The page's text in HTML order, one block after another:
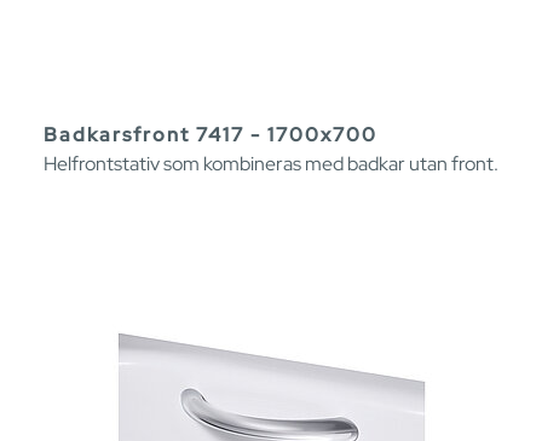
Badkarsfront 7417 - 1700x700
Helfrontstativ som kombineras med badkar utan front.